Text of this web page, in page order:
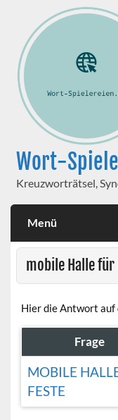
Wort-
Kreuzworträtsel,
Menü
mobile Halle für
Hier die Antwort auf
Frage
MOBILE
FESTE